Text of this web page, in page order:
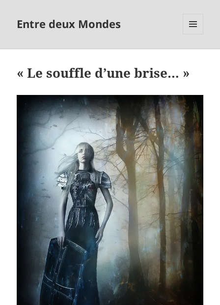
Entre deux Mondes
« Le souffle d’une brise… »